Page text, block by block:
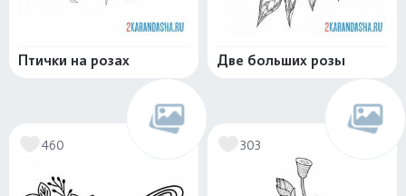
Птички на розах Две больших розы
460 303